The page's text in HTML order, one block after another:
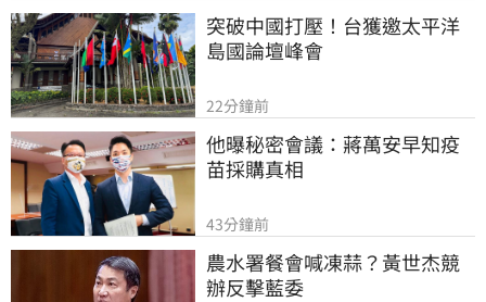
突破中國打壓！台獲邀太平洋
島國論壇峰會
22分鐘前
他曝秘密會議：蔣萬安早知疫
苗採購真相
43分鐘前
農水署餐會喊凍蒜？黃世杰競
辦反擊藍委